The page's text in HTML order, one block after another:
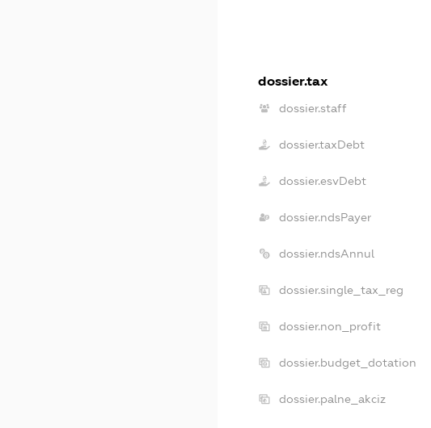
dossier.tax
dossier.staff
dossier.taxDebt
dossier.esvDebt
dossier.ndsPayer
dossier.ndsAnnul
dossier.single_tax_reg
dossier.non_profit
dossier.budget_dotation
dossier.palne_akciz